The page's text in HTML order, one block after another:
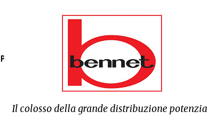
Post in evidenza
Il colosso della grande distribuzione potenzia